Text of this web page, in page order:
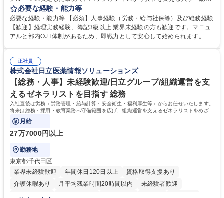
をお任せします。 労務と総務の業務をバランスよく担当し、ゆくゆくは制
度改定などのコア業務にも挑戦できる、やりがいある環境です。 ■勤怠管
理、給与計算、社会保険手続き、年末調整等の労務管理全般 ■入退社手続
き、社内規定の改定や人事制度改定などのコア業務 ■社内イベントの企画
でも質問・相談できる環境が整っているため、安心して成長できます。 募
集職種 【森ビルG】人事・総務◆賞与5ヶ月◆年休120日◆残業少なめ◆
リモート可
必要な経験・能力等
必要な経験・能力等 【必須】人事経験（労務・給与社保等）及び総務経験
【歓迎】経理実務経験、簿記3級以上 業界未経験の方も歓迎です。マニュ
アルと部内OJT体制があるため、即戦力として安心して始められます。
務に挑戦できるため、自身の成長と組織への貢献度をダイレクトに実感で
きます。 残業少なめ、週1日リモート可など、ワークライフバランスを保
ち長期活躍できる環境です。 「これまでの幅広い経験を活かし、長期的な
キャリアを築きたい」という前向きな意欲と挑戦を全力で応援します。 学
歴・資格 学歴：大学院 大学 高専 短大 専修学校 高校 語学力： 資格：日商
簿記検定1級 日商簿記検定2級 日商簿記検定3級
正社員
株式会社日立医薬情報ソリューションズ
【総務・人事】未経験歓迎/日立グループ/組織運営を支
えるゼネラリストを目指す 総務
入社直後は労務（労務管理・給与計算・安全衛生・福利厚生等）からお任せいたします。
将来は総務・採用・教育業務へ守備範囲を広げ、組織運営を支えるゼネラリストをめざせ
ます。
月給
27万7000円以上
勤務地
東京都千代田区
業界未経験歓迎
年間休日120日以上
資格取得支援あり
介護休暇あり
月平均残業時間20時間以内
未経験者歓迎
住宅手当あり